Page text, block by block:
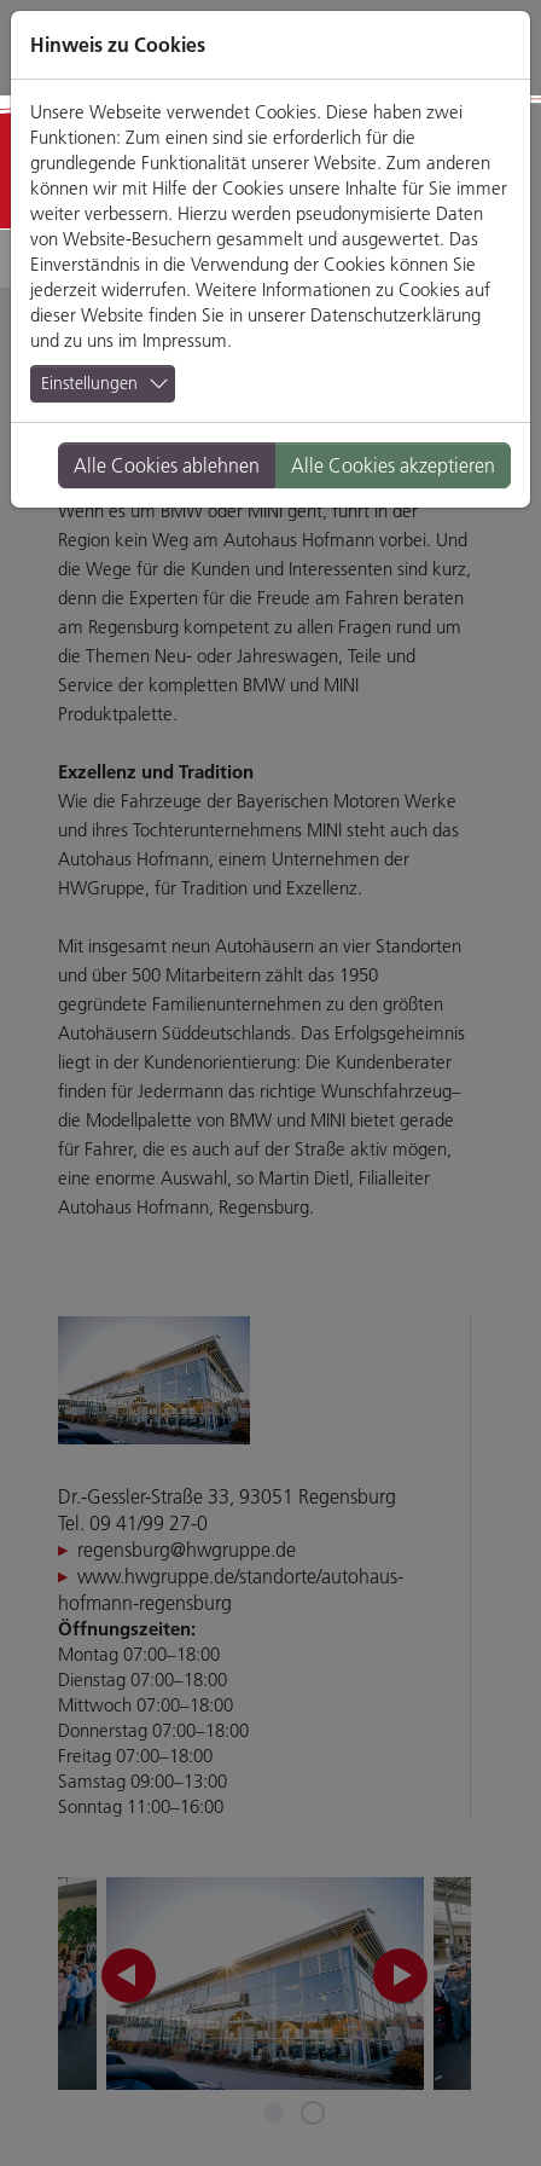
Direkt
zum
Zum
Hauptmenü
Zum
Footermenü
Zur
Website-
Geschäfte
Autohaus Hofmann
TOP SERVICE – TOP LEISTUNG
Wenn es um BMW oder MINI geht, führt in der
Region kein Weg am Autohaus Hofmann vorbei. Und
die Wege für die Kunden und Interessenten sind kurz,
denn die Experten für die Freude am Fahren beraten
am Regensburg kompetent zu allen Fragen rund um
die Themen Neu- oder Jahreswagen, Teile und
Service der kompletten BMW und MINI
Produktpalette.
Exzellenz und Tradition
Wie die Fahrzeuge der Bayerischen Motoren Werke
und ihres Tochterunternehmens MINI steht auch das
Autohaus Hofmann, einem Unternehmen der
HWGruppe, für Tradition und Exzellenz.
Mit insgesamt neun Autohäusern an vier Standorten
und über 500 Mitarbeitern zählt das 1950
gegründete Familienunternehmen zu den größten
Autohäusern Süddeutschlands. Das Erfolgsgeheimnis
liegt in der Kundenorientierung: Die Kundenberater
finden für Jedermann das richtige Wunschfahrzeug–
die Modellpalette von BMW und MINI bietet gerade
für Fahrer, die es auch auf der Straße aktiv mögen,
eine enorme Auswahl, so Martin Dietl, Filialleiter
Autohaus Hofmann, Regensburg.
Dr.-Gessler-Straße 33, 93051 Regensburg
Tel. 09 41/99 27-0
regensburg@hwgruppe.de
www.hwgruppe.de/standorte/autohaus-
hofmann-regensburg
Öffnungszeiten:
Montag 07:00–18:00
Dienstag 07:00–18:00
Mittwoch 07:00–18:00
Donnerstag 07:00–18:00
Freitag 07:00–18:00
Samstag 09:00–13:00
Sonntag 11:00–16:00
Hinweis zu Cookies
Unsere Webseite verwendet Cookies. Diese haben zwei
Funktionen: Zum einen sind sie erforderlich für die
grundlegende Funktionalität unserer Website. Zum anderen
können wir mit Hilfe der Cookies unsere Inhalte für Sie immer
weiter verbessern. Hierzu werden pseudonymisierte Daten
von Website-Besuchern gesammelt und ausgewertet. Das
Einverständnis in die Verwendung der Cookies können Sie
jederzeit widerrufen. Weitere Informationen zu Cookies auf
dieser Website finden Sie in unserer Datenschutzerklärung
und zu uns im Impressum.
Einstellungen
Alle Cookies ablehnen Alle Cookies akzeptieren